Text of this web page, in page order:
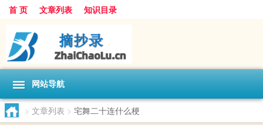
首 页 文章列表 知识目录
网站导航
> 文章列表 > 宅舞二十连什么梗